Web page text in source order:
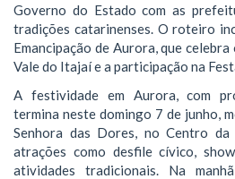
Governo do Estado com as
tradições catarinenses. O roteiro
Emancipação de Aurora, que
Vale do Itajaí e a participação na
​A festividade em Aurora, com
termina neste domingo 7 de junho,
Senhora das Dores, no Centro
atrações como desfile cívico,
atividades tradicionais. Na